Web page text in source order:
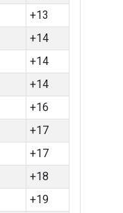
+13
+14
+14
+14
+16
+17
+17
+18
+19